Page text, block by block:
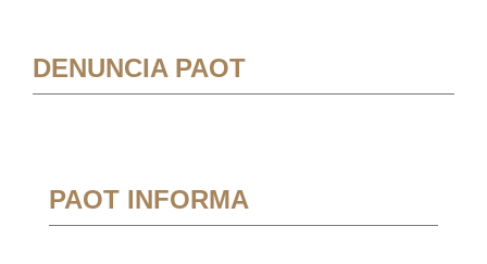
DENUNCIA PAOT
PAOT INFORMA